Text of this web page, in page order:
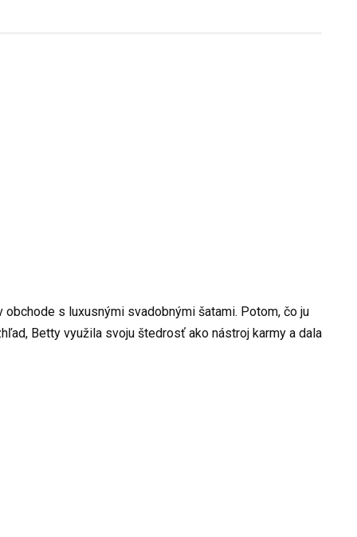
s luxusnými svadobnými šatami. Potom, čo ju
Betty využila svoju štedrosť ako nástroj karmy a dala